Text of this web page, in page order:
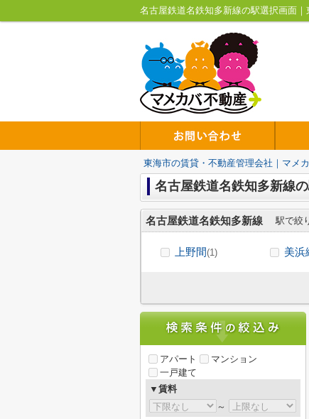
名古屋鉄道名鉄知多新線の駅選択画面
東海市の賃貸・不動産管理会社｜マメ
名古屋鉄道名鉄知多新線
名古屋鉄道名鉄知多新線 駅で絞
上野間(1) 美浜
アパート
マンション
一戸建て
▼賃料
～